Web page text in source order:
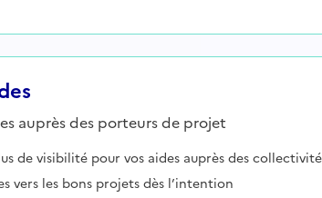
auprès des porteurs de projet
de visibilité pour vos aides auprès des
vers les bons projets dès l’intention